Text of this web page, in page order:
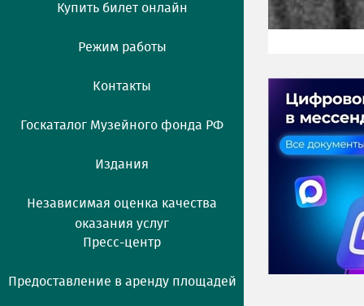
Купить билет онлайн
Режим работы
Контакты
Госкаталог Музейного фонда РФ
Издания
Независимая оценка качества
оказания услуг
Пресс-центр
Предоставление в аренду площадей